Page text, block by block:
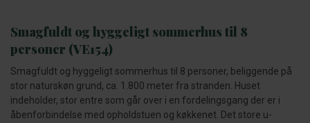
Smagfuldt og hyggeligt sommerhus til 8
personer (VE154)
Smagfuldt og hyggeligt sommerhus til 8 personer, beliggende på
stor naturskøn grund, ca. 1.800 meter fra stranden. Huset
indeholder, stor entre som går over i en fordelingsgang der er i
åbenforbindelse med opholdstuen og køkkenet. Det store u-